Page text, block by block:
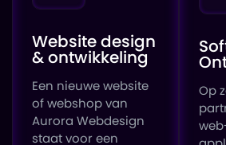
Website design
& ontwikkeling
Een nieuwe website
of webshop van
Aurora Webdesign
staat voor een
Op